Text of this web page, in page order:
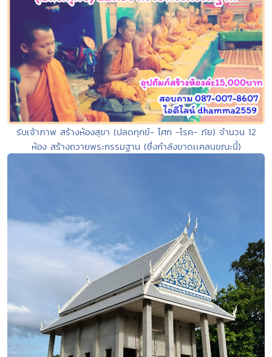
รับเจ้าภาพ สร้างห้องสุขา (ปลดทุกข์- โศก -โรค- ภัย) จำนวน 12
ห้อง สร้างถวายพระกรรมฐาน (ซึ่งกำลังขาดเเคลนขณะนี้)